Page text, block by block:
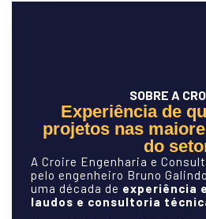
SOBRE A
Experiência de
projetos nas
do
A Croire Engenharia e
pelo engenheiro Bruno
uma década de experiência
laudos e consultoria